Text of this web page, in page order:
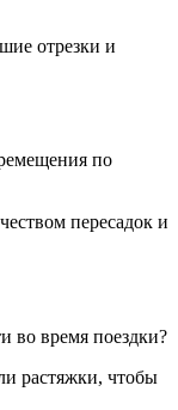
отрезки и
по
пересадок и
во время поездки?
растяжки, чтобы